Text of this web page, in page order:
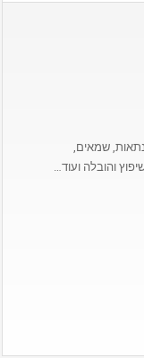
שמאים,
והובלה ועוד…